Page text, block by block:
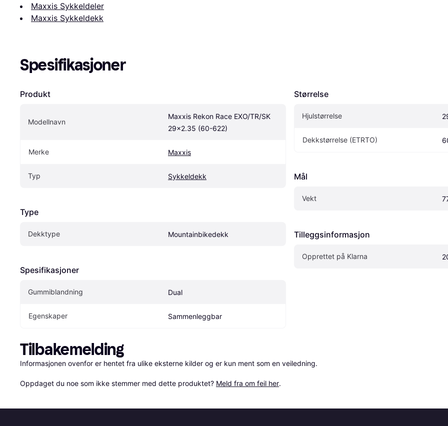
Maxxis Sykkeldeler
Maxxis Sykkeldekk
Spesifikasjoner
Produkt
Modellnavn
Maxxis Rekon Race EXO/TR/SK
29x2.35 (60-622)
Merke Maxxis
Typ Sykkeldekk
Type
Dekktype Mountainbikedekk
Spesifikasjoner
Gummiblandning Dual
Egenskaper Sammenleggbar
Størrelse
Hjulstørrelse
Dekkstørrelse (ETRTO)
Mål
Vekt
Tilleggsinformasjon
Opprettet på Klarna
Tilbakemelding
Informasjonen ovenfor er hentet fra ulike eksterne kilder og er kun ment som en veiledning.
Oppdaget du noe som ikke stemmer med dette produktet? Meld fra om feil her.